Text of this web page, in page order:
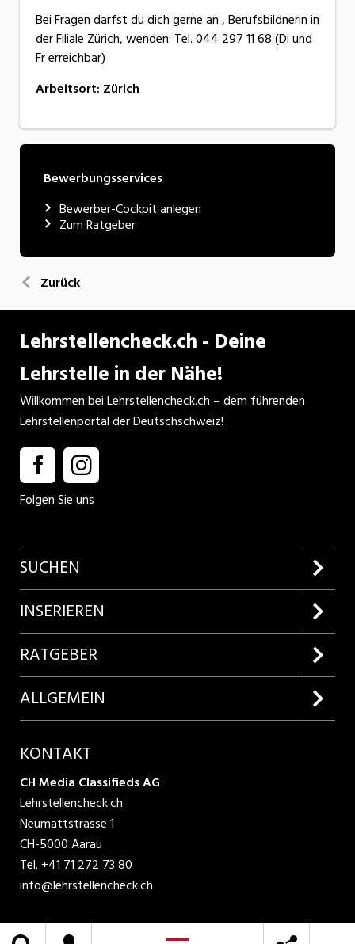
Bei Fragen darfst du dich gerne an , Berufsbildnerin in
der Filiale Zürich, wenden: Tel. 044 297 11 68 (Di und
Fr erreichbar)
Arbeitsort: Zürich
Bewerbungsservices
Bewerber-Cockpit anlegen
Zum Ratgeber
Zurück
Lehrstellencheck.ch - Deine
Lehrstelle in der Nähe!
Willkommen bei Lehrstellencheck.ch – dem führenden
Lehrstellenportal der Deutschschweiz!
Folgen Sie uns
SUCHEN
Firmenprofile entdecken
Lehrstellen suchen
INSERIEREN
Kundenlogin
Inserieren
Produkte
RATGEBER
Lehrberufe entdecken
ALLGEMEIN
AGB
Datenschutzbestimmungen
Nutzungsbedingungen
Impressum
KONTAKT
CH Media Classifieds AG
Lehrstellencheck.ch
Neumattstrasse 1
CH-5000 Aarau
Tel. +41 71 272 73 80
info@lehrstellencheck.ch